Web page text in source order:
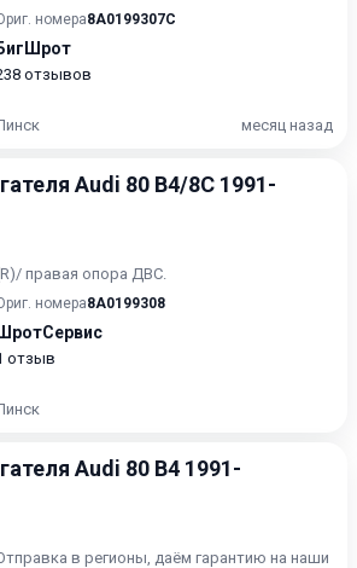
номера8A0199307C
БигШрот
отзывов
месяц назад
Audi 80 B4/8C 1991-
правая опора ДВС.
номера8A0199308
ШротСервис
отзыв
Audi 80 B4 1991-
в регионы, даём гарантию на наши